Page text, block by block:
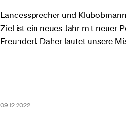
Landessprecher und
Ziel ist ein neues Jahr mit neuer
Freunderl. Daher lautet unsere
09.12.2022